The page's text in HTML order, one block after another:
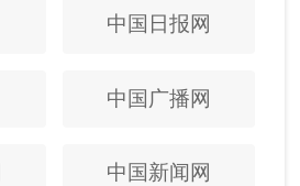
中国日报网
中国广播网
中国新闻网